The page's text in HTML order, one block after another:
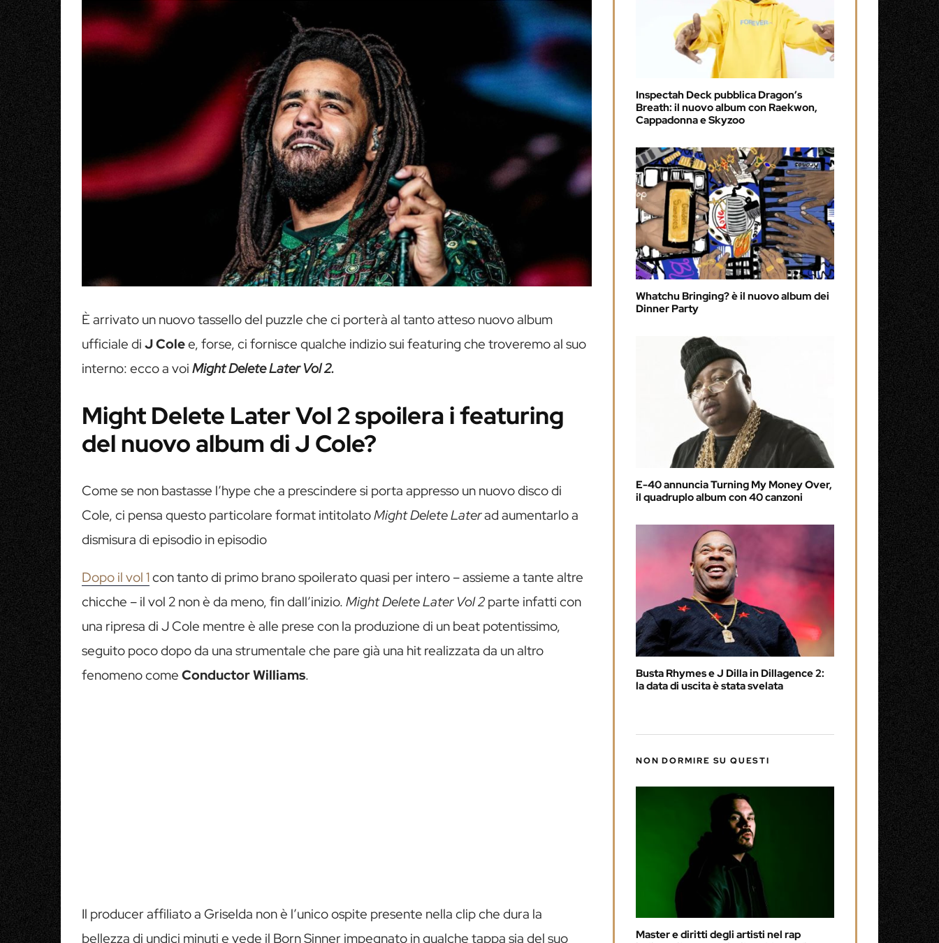
È arrivato un nuovo tassello del puzzle che ci porterà al tanto atteso nuovo album
ufficiale di J Colee, forse, ci fornisce qualche indizio sui featuring che troveremo al suo
interno: ecco a voi Might Delete Later Vol 2.
Might Delete Later Vol 2 spoilera i featuring
del nuovo album di J Cole?
Come se non bastasse l’hype che a prescindere si porta appresso un nuovo disco di
Cole, ci pensa questo particolare format intitolatoMight Delete Laterad aumentarlo a
dismisura di episodio in episodio
Dopo il vol 1con tanto di primo brano spoilerato quasi per intero – assieme a tante altre
chicche – il vol 2 non è da meno, fin dall’inizio. Might Delete Later Vol 2 parte infatti con
una ripresa di J Cole mentre è alle prese con la produzione di un beat potentissimo,
seguito poco dopo da una strumentale che pare già una hit realizzata da un altro
fenomeno come Conductor Williams.
Il producer affiliato a Griselda non è l’unico ospite presente nella clip che dura la
bellezza di undici minuti e vede il Born Sinner impegnato in qualche tappa sia del suo
Inspectah Deck pubblica Dragon’s
Breath: il nuovo album con Raekwon,
Cappadonna e Skyzoo
Whatchu Bringing? è il nuovo album dei
Dinner Party
E-40 annuncia Turning My Money Over,
il quadruplo album con 40 canzoni
Busta Rhymes e J Dilla in Dillagence 2:
la data di uscita è stata svelata
NON DORMIRE SU QUESTI
Master e diritti degli artisti nel rap